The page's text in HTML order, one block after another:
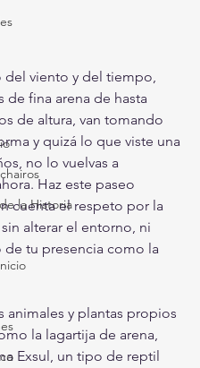
la Historia
del viento y del tiempo,
de fina arena de hasta
de altura, van tomando
y quizá lo que viste una
no lo vuelvas a
Haz este paseo
cuenta el respeto por la
alterar el entorno, ni
de tu presencia como la
animales y plantas propios
la lagartija de arena,
Exsul, un tipo de reptil